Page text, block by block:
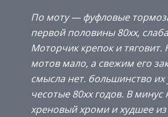
По моту — фуфловые
первой половины 80хх,
Моторчик крепок и тяговит.
мотов мало, а свежим его
смысла нет. большинство
чесотые 80хх годов. В минус
хреновый хроми и худшее